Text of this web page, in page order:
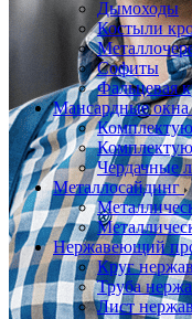
Дымоходы
Костыли
Софиты
Фальцевая
Мансардные окна
Чердачные
Металлосайдинг
Нержавеющий
Круг
Труба
Лист